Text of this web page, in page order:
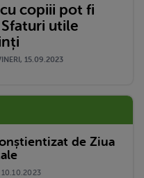
copiii pot fi
utile
15.09.2023
de Ziua